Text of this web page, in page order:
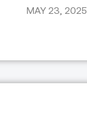
MAY 23, 2025